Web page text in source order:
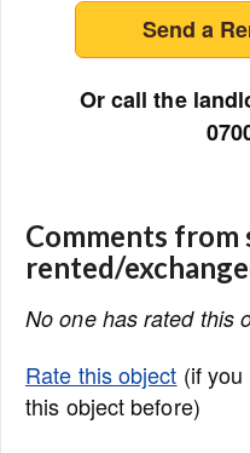
Send a
Or call the
Comments from
rented/
No one has rated this
Rate this object (if
this object before)